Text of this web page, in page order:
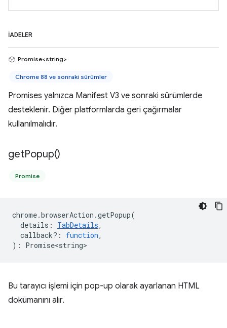
İADELER
Promise<string>
Chrome 88 ve sonraki sürümler
Promises yalnızca Manifest V3 ve sonraki sürümlerde
desteklenir. Diğer platformlarda geri çağırmalar
kullanılmalıdır.
getPopup()
Promise
chrome.browserAction .getPopup(
details : TabDetails,
callback? : function,
) : Promise<string>
Bu tarayıcı işlemi için pop-up olarak ayarlanan HTML
dokümanını alır.